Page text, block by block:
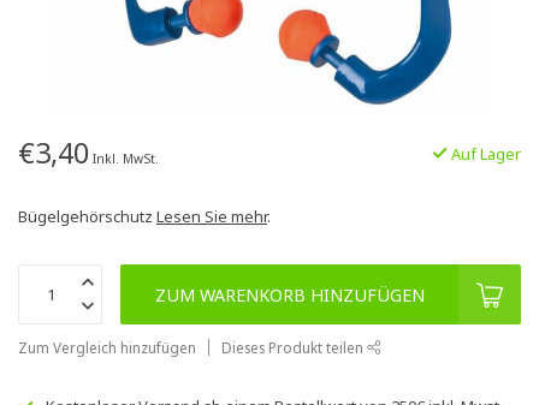
€3,40 Inkl. MwSt. Auf Lager
Bügelgehörschutz Lesen Sie mehr.
ZUM WARENKORB HINZUFÜGEN
Zum Vergleich hinzufügen Dieses Produkt teilen